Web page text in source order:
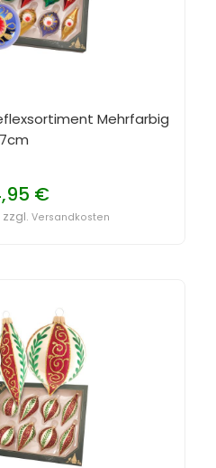
Mehrfarbig
7cm
€
zzgl. Versandkosten